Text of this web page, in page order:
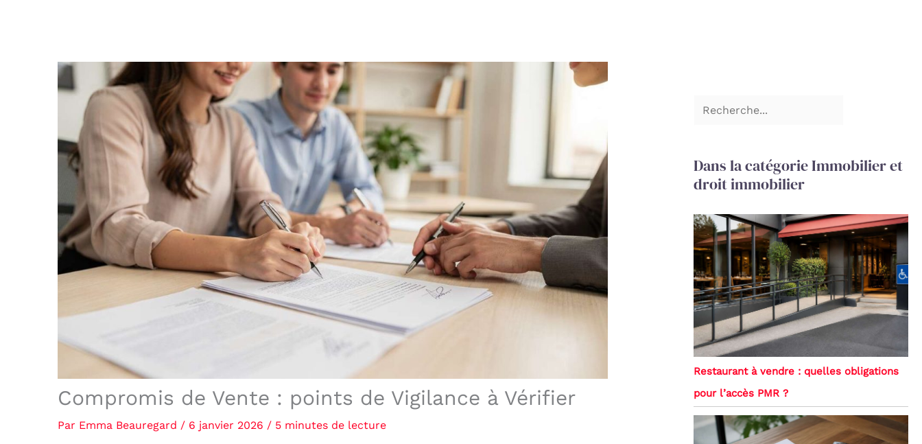
Compromis de Vente : points de Vigilance à Vérifier
Par Emma Beauregard / 6 janvier 2026 / 5 minutes de lecture
Dans la catégorie Immobilier et
droit immobilier
Restaurant à vendre : quelles obligations
pour l’accès PMR ?